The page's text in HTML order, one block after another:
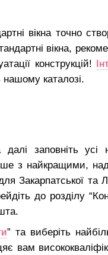
вікна точно
вікна,
конструкцій!
каталозі.
заповніть усі
з найкращими,
Закарпатської та
до розділу
” та виберіть
вам